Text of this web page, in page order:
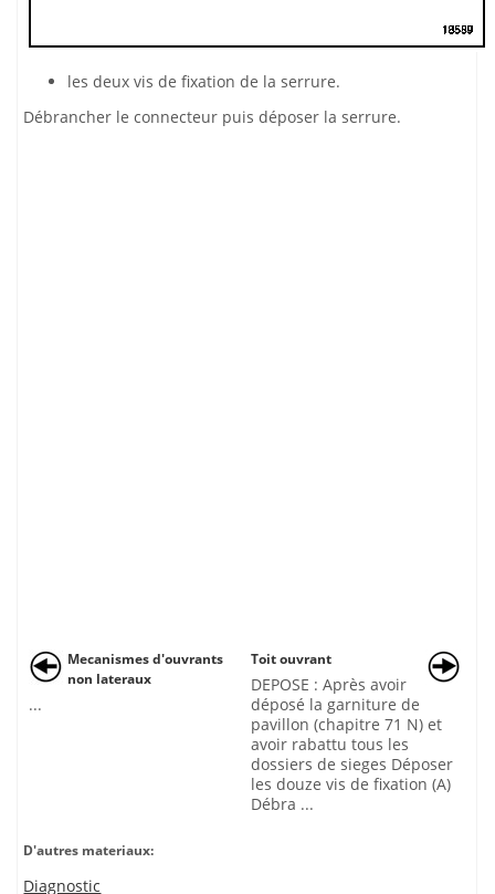
les deux vis de fixation de la serrure.
Débrancher le connecteur puis déposer la serrure.
Mecanismes d'ouvrants
non lateraux
...
Toit ouvrant
DEPOSE : Après avoir
déposé la garniture de
pavillon (chapitre 71 N) et
avoir rabattu tous les
dossiers de sieges Déposer
les douze vis de fixation (A)
Débra ...
D'autres materiaux:
Diagnostic